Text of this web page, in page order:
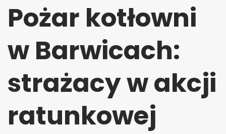
Pożar kotłowni
w Barwicach:
strażacy w akcji
ratunkowej